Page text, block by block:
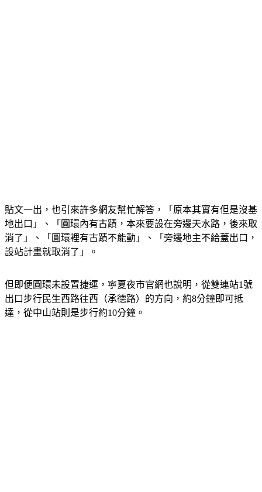
貼文一出，也引來許多網友幫忙解答，「原本其實有但是沒基
地出口」、「圓環內有古蹟，本來要設在旁邊天水路，後來取
消了」、「圓環裡有古蹟不能動」、「旁邊地主不給蓋出口，
設站計畫就取消了」。
但即便圓環未設置捷運，寧夏夜市官網也說明，從雙連站1號
出口步行民生西路往西（承德路）的方向，約8分鐘即可抵
達，從中山站則是步行約10分鐘。